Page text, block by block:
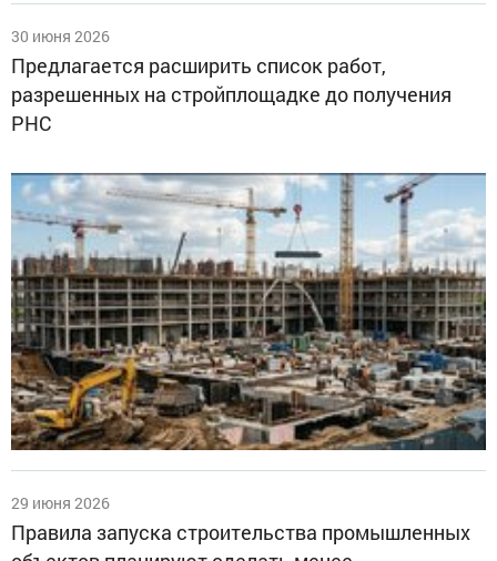
30 июня 2026
Предлагается расширить список работ,
разрешенных на стройплощадке до получения
РНС
29 июня 2026
Правила запуска строительства промышленных